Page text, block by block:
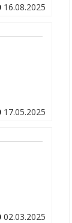
16.08.2025
17.05.2025
02.03.2025